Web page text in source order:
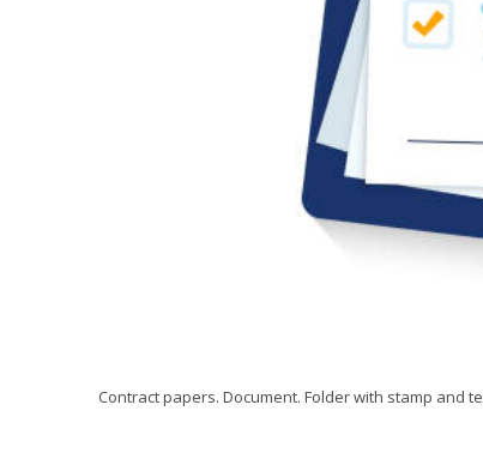
Contract papers. Document. Folder with stamp and